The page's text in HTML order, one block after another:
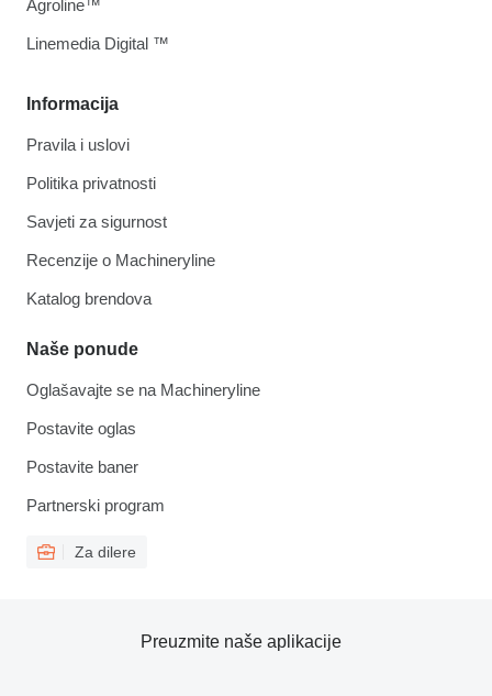
Informacija
Pravila i uslovi
Politika privatnosti
Savjeti za sigurnost
Recenzije o Machineryline
Katalog brendova
Naše ponude
Oglašavajte se na Machineryline
Postavite oglas
Postavite baner
Partnerski program
Za dilere
Agroline™
Linemedia Digital ™
Preuzmite naše aplikacije